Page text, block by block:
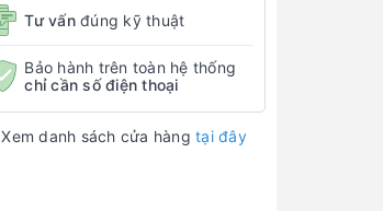
Tư vấnđúng kỹ thuật
Bảo hành trên toàn hệ thống
chỉ cần số điện thoại
Xem danh sách cửa hàngtại đây